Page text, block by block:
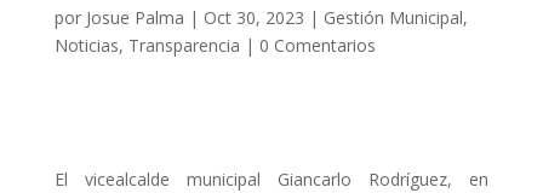
por Josue Palma | Oct 30, 2023 | Gestión Municipal,
Noticias, Transparencia | 0 Comentarios
El vicealcalde municipal Giancarlo Rodríguez, en